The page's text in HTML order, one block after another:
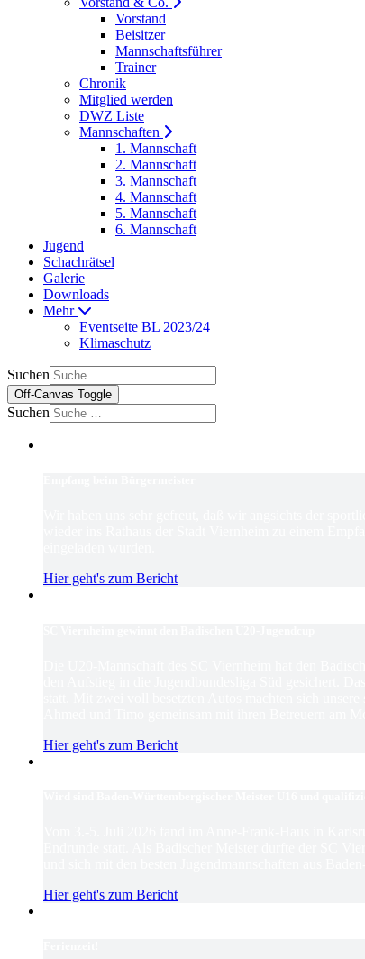
Vorstand
Beisitzer
Mannschaftsführer
Trainer
Chronik
Mitglied werden
DWZ Liste
Mannschaften
1. Mannschaft
2. Mannschaft
3. Mannschaft
4. Mannschaft
5. Mannschaft
6. Mannschaft
Jugend
Schachrätsel
Galerie
Downloads
Mehr
Eventseite BL 2023/24
Klimaschutz
Suchen
Off-Canvas Toggle
Suchen
Hier geht's zum Bericht
Hier geht's zum Bericht
Hier geht's zum Bericht